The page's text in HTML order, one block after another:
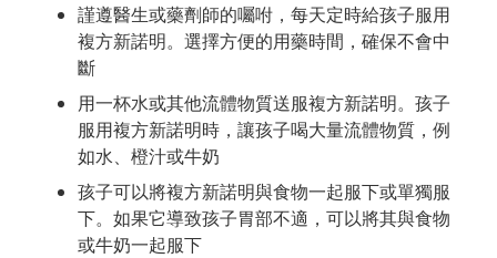
謹遵醫生或藥劑師的囑咐，每天定時給孩子服用
複方新諾明。選擇方便的用藥時間，確保不會中
斷
用一杯水或其他流體物質送服複方新諾明。孩子
服用複方新諾明時，讓孩子喝大量流體物質，例
如水、橙汁或牛奶
孩子可以將複方新諾明與食物一起服下或單獨服
下。如果它導致孩子胃部不適，可以將其與食物
或牛奶一起服下